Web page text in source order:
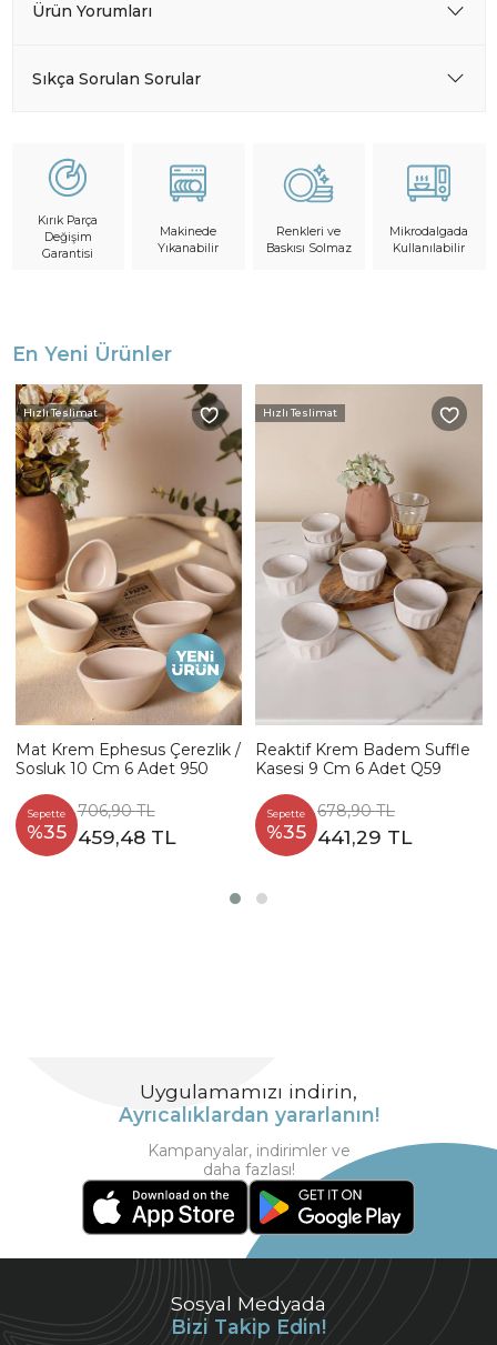
Ürün Yorumları
Sıkça Sorulan Sorular
Kırık Parça
Değişim
Garantisi
Makinede
Yıkanabilir
Renkleri ve
Baskısı Solmaz
Mikrodalgada
Kullanılabilir
En Yeni Ürünler
Hızlı Teslimat
Mat Krem Ephesus Çerezlik /
Sosluk 10 Cm 6 Adet 950
Sepette
%35
706,90 TL
459,48 TL
Hızlı Teslimat
Reaktif Krem Badem Suffle
Kasesi 9 Cm 6 Adet Q59
Sepette
%35
678,90 TL
441,29 TL
Sosyal Medyada
Bizi Takip Edin!
Uygulamamızı indirin,
Ayrıcalıklardan yararlanın!
Kampanyalar, indirimler ve
daha fazlası!